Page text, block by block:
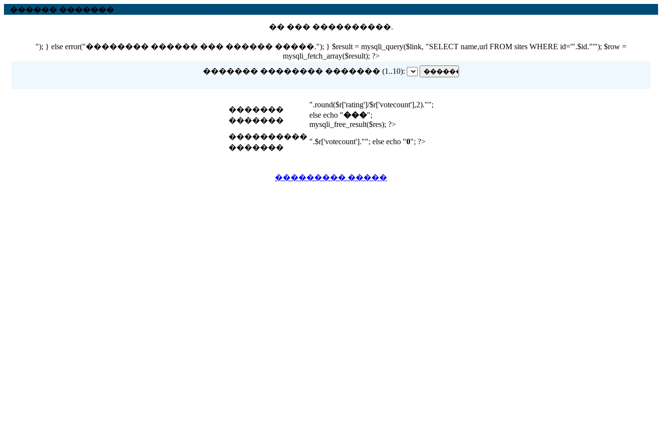
������ �������
�� ��� ����������.
"); } else error("�������� ������ ��� ������ �����."); } $result = mysqli_query($link, "SELECT name,url FROM sites WHERE id='".$id."'"); $row =
mysqli_fetch_array($result); ?>
������� �������� ������� (1..10):
�������
�������
".round($r['rating']/$r['votecount'],2)."";
else echo "���";
mysqli_free_result($res); ?>
����������
�������
".$r['votecount'].""; else echo "0"; ?>
��������� �����